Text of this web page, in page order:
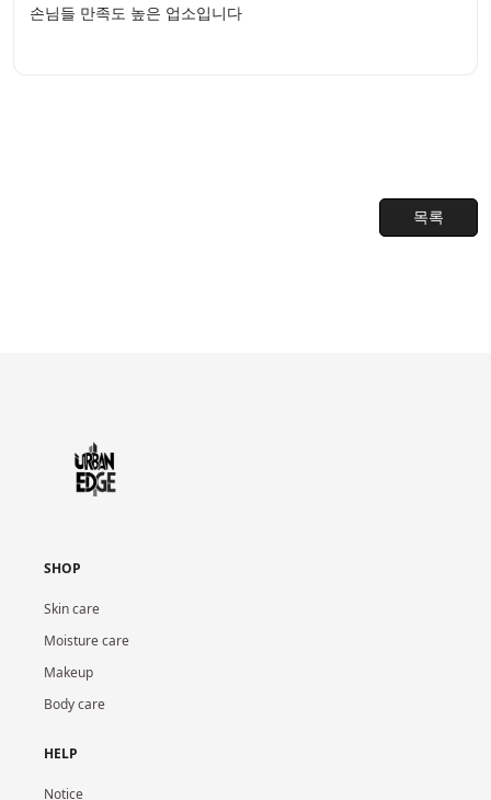
손님들 만족도 높은 업소입니다
목록
SHOP
Skin care
Moisture care
Makeup
Body care
HELP
Notice